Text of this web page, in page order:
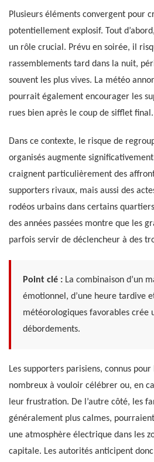
Plusieurs éléments convergent pour
potentiellement explosif. Tout
un rôle crucial. Prévu en soirée, il
rassemblements tard dans la nuit,
souvent les plus vives. La météo
pourrait également encourager les
rues bien après le coup de sifflet final.
Dans ce contexte, le risque de
organisés augmente
craignent particulièrement des
supporters rivaux, mais aussi des
rodéos urbains dans certains
des années passées montre que les
parfois servir de déclencheur à des
Point clé : La combinaison d’un
émotionnel, d’une heure tardive
météorologiques favorables crée
débordements.
Les supporters parisiens, connus
nombreux à vouloir célébrer ou, en
leur frustration. De l’autre côté, les
généralement plus calmes,
une atmosphère électrique dans les
capitale. Les autorités anticipent